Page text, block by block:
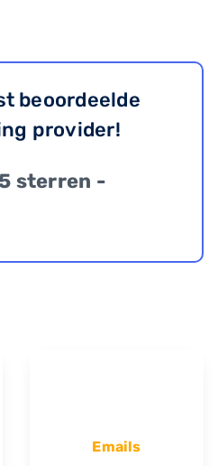
beoordeelde
provider!
sterren -
Emails